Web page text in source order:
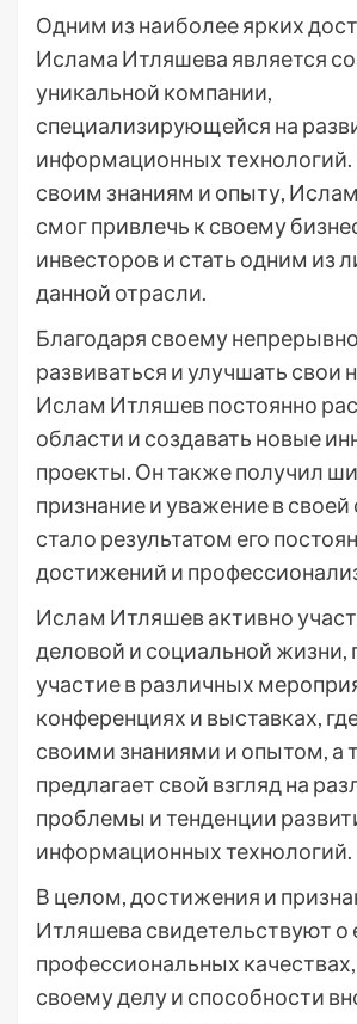
Одним из наиболее ярких
Ислама Итляшева является
уникальной компании,
специализирующейся на
информационных технологий.
своим знаниям и опыту,
смог привлечь к своему
инвесторов и стать одним из
данной отрасли.
Благодаря своему
развиваться и улучшать свои
Ислам Итляшев постоянно
области и создавать новые
проекты. Он также получил
признание и уважение в своей
стало результатом его
достижений и
Ислам Итляшев активно
деловой и социальной жизни,
участие в различных
конференциях и выставках,
своими знаниями и опытом, а
предлагает свой взгляд на
проблемы и тенденции
информационных технологий.
В целом, достижения и
Итляшева свидетельствуют о
профессиональных
своему делу и способности